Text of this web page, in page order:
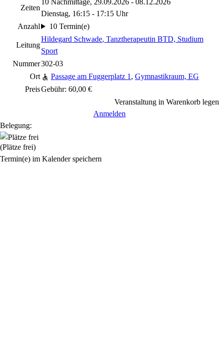
Zeiten
10 Nachmittage, 29.09.2026 - 08.12.2026
Dienstag, 16:15 - 17:15 Uhr
Anzahl
10 Termin(e)
Leitung
Hildegard Schwade, Tanztherapeutin BTD, Studium
Sport
Nummer302-03
Ort
Passage am Fuggerplatz 1 , Gymnastikraum, EG
PreisGebühr: 60,00 €
Veranstaltung in Warenkorb legen
Anmelden
Belegung:
(Plätze frei)
Termin(e) im Kalender speichern